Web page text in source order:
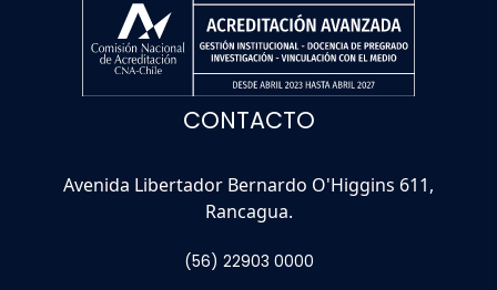
CONTACTO
Avenida Libertador Bernardo O'Higgins 611,
Rancagua.
(56) 22903 0000